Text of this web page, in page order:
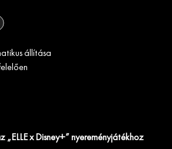
állítása
„ELLE x Disney+” nyereményjátékhoz